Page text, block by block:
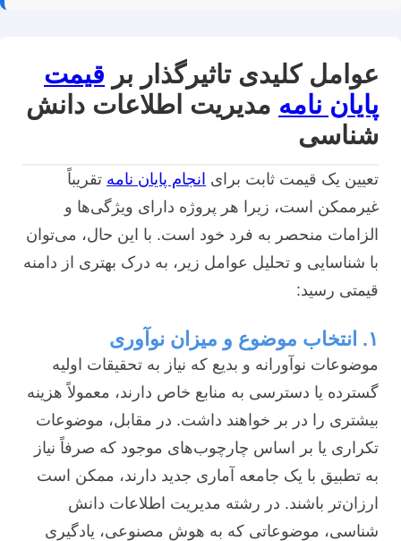
عوامل کلیدی تاثیرگذار بر قیمت
پایان نامه مدیریت اطلاعات دانش
شناسی
تعیین یک قیمت ثابت برای انجام پایان نامه تقریباً
غیرممکن است، زیرا هر پروژه دارای ویژگی‌ها و
الزامات منحصر به فرد خود است. با این حال، می‌توان
با شناسایی و تحلیل عوامل زیر، به درک بهتری از دامنه
قیمتی رسید:
۱. انتخاب موضوع و میزان نوآوری
موضوعات نوآورانه و بدیع که نیاز به تحقیقات اولیه
گسترده یا دسترسی به منابع خاص دارند، معمولاً هزینه
بیشتری را در بر خواهند داشت. در مقابل، موضوعات
تکراری یا بر اساس چارچوب‌های موجود که صرفاً نیاز
به تطبیق با یک جامعه آماری جدید دارند، ممکن است
ارزان‌تر باشند. در رشته مدیریت اطلاعات دانش
شناسی، موضوعاتی که به هوش مصنوعی، یادگیری